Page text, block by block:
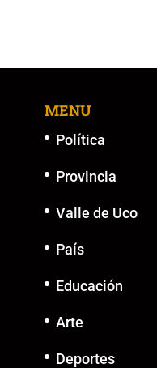
MENU
Política
Provincia
Valle de Uco
País
Educación
Arte
Deportes